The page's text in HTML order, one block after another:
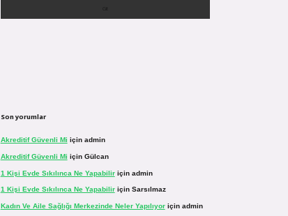
Son yorumlar
Akreditif Güvenli Mi için admin
Akreditif Güvenli Mi için Gülcan
1 Kişi Evde Sıkılınca Ne Yapabiliriçin admin
1 Kişi Evde Sıkılınca Ne Yapabiliriçin Sarsılmaz
Kadın Ve Aile Sağlığı Merkezinde Neler Yapılıyoriçin admin